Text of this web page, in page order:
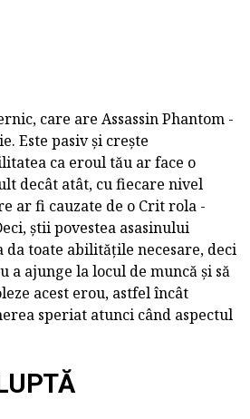
care are Assassin Phantom -
Este pasiv și crește
ca eroul tău ar face o
decât atât, cu fiecare nivel
ar fi cauzate de o Crit rola -
știi povestea asasinului
da toate abilitățile necesare, deci
a ajunge la locul de muncă și să
acest erou, astfel încât
speriat atunci când aspectul